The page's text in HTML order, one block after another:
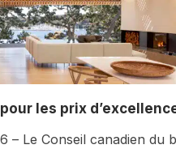
pour les prix
– Le Conseil canadien